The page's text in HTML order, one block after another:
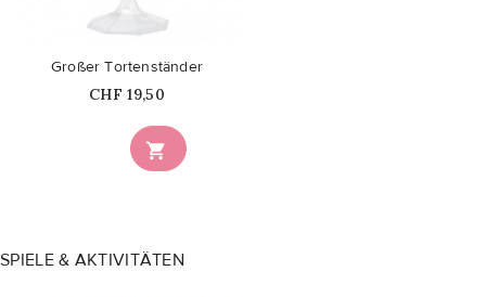

Großer Tortenständer
Price
CHF 19,50
SPIELE & AKTIVITÄTEN